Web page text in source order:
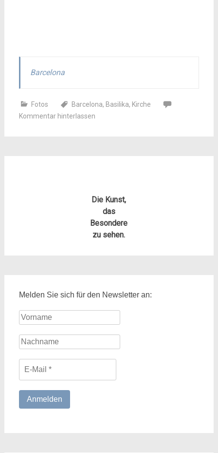
Barcelona
Fotos Barcelona, Basilika, Kirche
Kommentar hinterlassen
Die Kunst,
das
Besondere
zu sehen.
Melden Sie sich für den Newsletter an: